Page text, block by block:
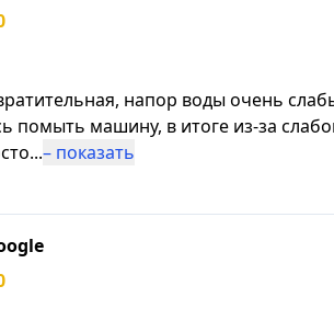
напор воды очень
помыть машину, в итоге из-за
...– показать